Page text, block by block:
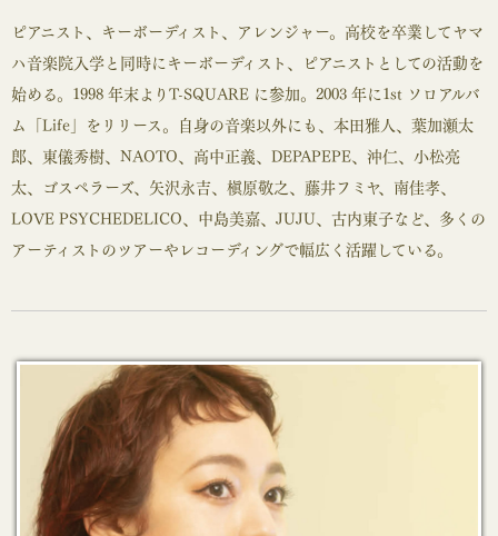
ピアニスト、キーボーディスト、アレンジャー。高校を卒業してヤマ
ハ音楽院入学と同時にキーボーディスト、ピアニストとしての活動を
始める。1998 年末よりT-SQUARE に参加。2003 年に1st ソロアルバ
ム「Life」をリリース。自身の音楽以外にも、本田雅人、葉加瀬太
郎、東儀秀樹、NAOTO、高中正義、DEPAPEPE、沖仁、小松亮
太、ゴスペラーズ、矢沢永吉、槇原敬之、藤井フミヤ、南佳孝、
LOVE PSYCHEDELICO、中島美嘉、JUJU、古内東子など、多くの
アーティストのツアーやレコーディングで幅広く活躍している。